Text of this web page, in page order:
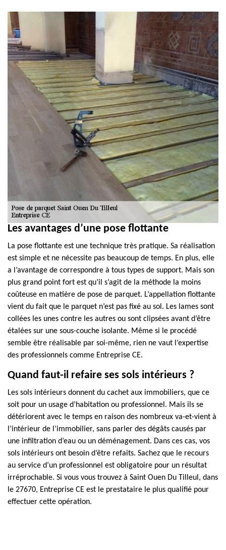
Les avantages d’une pose flottante
La pose flottante est une technique très pratique. Sa réalisation
est simple et ne nécessite pas beaucoup de temps. En plus, elle
a l’avantage de correspondre à tous types de support. Mais son
plus grand point fort est qu’il s’agit de la méthode la moins
coûteuse en matière de pose de parquet. L’appellation flottante
vient du fait que le parquet n’est pas fixé au sol. Les lames sont
collées les unes contre les autres ou sont clipsées avant d’être
étalées sur une sous-couche isolante. Même si le procédé
semble être réalisable par soi-même, rien ne vaut l’expertise
des professionnels comme Entreprise CE.
Quand faut-il refaire ses sols intérieurs ?
Les sols intérieurs donnent du cachet aux immobiliers, que ce
soit pour un usage d’habitation ou professionnel. Mais ils se
détériorent avec le temps en raison des nombreux va-et-vient à
l’intérieur de l’immobilier, sans parler des dégâts causés par
une infiltration d’eau ou un déménagement. Dans ces cas, vos
sols intérieurs ont besoin d’être refaits. Sachez que le recours
au service d’un professionnel est obligatoire pour un résultat
irréprochable. Si vous vous trouvez à Saint Ouen Du Tilleul, dans
le 27670, Entreprise CE est le prestataire le plus qualifié pour
effectuer cette opération.